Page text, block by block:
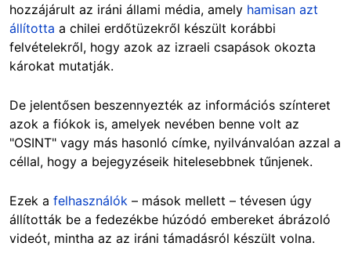
hozzájárult az iráni állami média, amely hamisan azt
állította a chilei erdőtüzekről készült korábbi
felvételekről, hogy azok az izraeli csapások okozta
károkat mutatják.
De jelentősen beszennyezték az információs színteret
azok a fiókok is, amelyek nevében benne volt az
"OSINT" vagy más hasonló címke, nyilvánvalóan azzal a
céllal, hogy a bejegyzéseik hitelesebbnek tűnjenek.
Ezek a felhasználók – mások mellett – tévesen úgy
állították be a fedezékbe húzódó embereket ábrázoló
videót, mintha az az iráni támadásról készült volna.